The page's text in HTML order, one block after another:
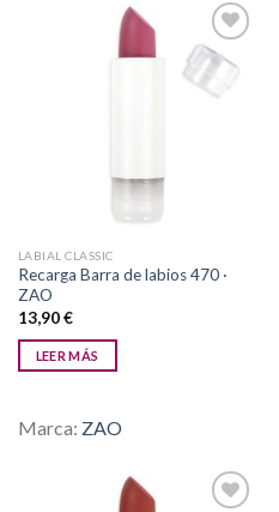
Añadir
LABIAL CLASSIC
Recarga Barra de labios 470 ·
ZAO
13,90€
LEER MÁS
Marca: ZAO